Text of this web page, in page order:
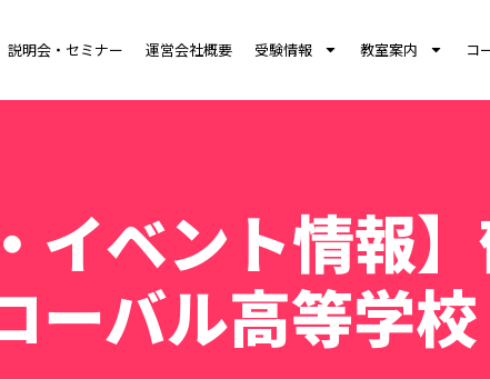
説明会・セミナー 運営会社概要 受験情報 教室案内 コ
イベント情報
ーバル高等学校